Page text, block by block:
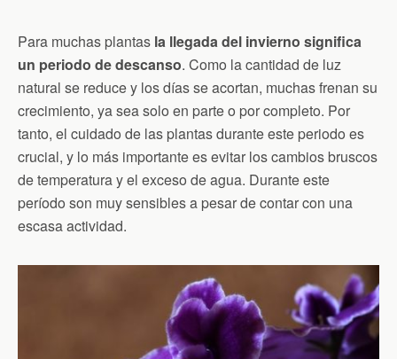
Para muchas plantas la llegada del invierno significa
un periodo de descanso. Como la cantidad de luz
natural se reduce y los días se acortan, muchas frenan su
crecimiento, ya sea solo en parte o por completo. Por
tanto, el cuidado de las plantas durante este periodo es
crucial, y lo más importante es evitar los cambios bruscos
de temperatura y el exceso de agua. Durante este
período son muy sensibles a pesar de contar con una
escasa actividad.